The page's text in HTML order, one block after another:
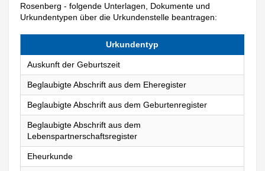
Rosenberg - folgende Unterlagen, Dokumente und
Urkundentypen über die Urkundenstelle beantragen:
Urkundentyp
Auskunft der Geburtszeit
Beglaubigte Abschrift aus dem Eheregister
Beglaubigte Abschrift aus dem Geburtenregister
Beglaubigte Abschrift aus dem
Lebenspartnerschaftsregister
Eheurkunde